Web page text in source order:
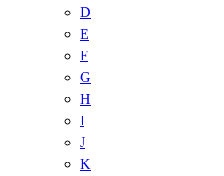
D
E
F
G
H
I
J
K